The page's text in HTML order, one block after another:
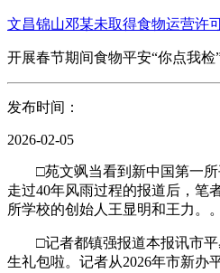
文昌锦山邓某未取得食物运营许
开展春节期间食物平安“你点我检
发布时间：
2026-02-05
□苑文飒当看到新中国第一所
走过40年风雨过程的报道后，笔
所学校的创始人王显明和王力。
□记者都镇强报道本报讯市平
生礼包啦。记者从2026年市新办